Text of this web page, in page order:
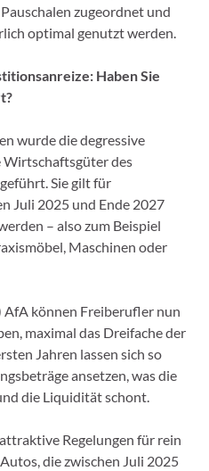
zugeordnet und
optimal genutzt werden.
Haben Sie
wurde die degressive
Wirtschaftsgüter des
Sie gilt für
Juli 2025 und Ende 2027
– also zum Beispiel
Maschinen oder
können Freiberufler nun
maximal das Dreifache der
Jahren lassen sich so
ansetzen, was die
die Liquidität schont.
Regelungen für rein
die zwischen Juli 2025